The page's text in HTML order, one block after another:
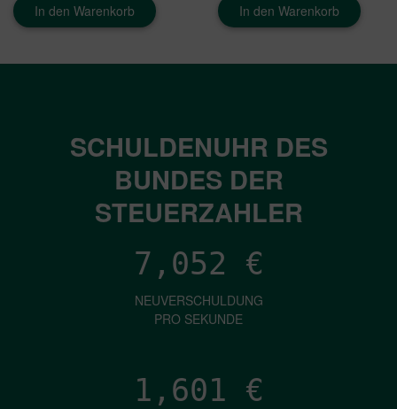
In den Warenkorb In den Warenkorb
SCHULDENUHR DES
BUNDES DER
STEUERZAHLER
7,052 €
NEUVERSCHULDUNG
PRO SEKUNDE
1,601 €